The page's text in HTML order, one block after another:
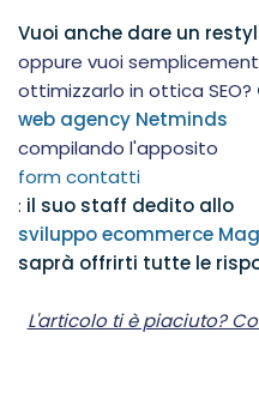
Vuoi anche dare un
oppure vuoi
ottimizzarlo in ottica SEO?
web agency Netminds
compilando l'apposito
form contatti
: il suo staff dedito allo
sviluppo ecommerce
saprà offrirti tutte le
L'articolo ti è piaciuto?